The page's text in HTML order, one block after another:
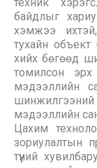
байдлыг
хэмжээ
тухайн объект
хийх бөгөөд
томилсон эрх
мэдээллийн
мэдээллийн сан
Цахим
зориулалтын
түүний